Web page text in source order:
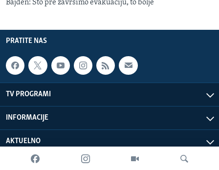
Bajden: Što pre završimo evakuaciju, to bolje
PRATITE NAS
TV PROGRAMI
INFORMACIJE
AKTUELNO